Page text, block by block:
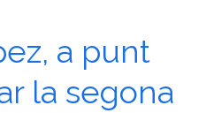
a punt
la segona